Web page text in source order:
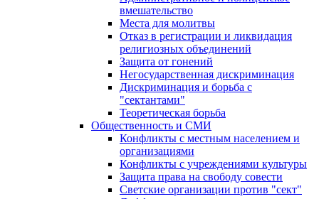
вмешательство
Места для молитвы
Отказ в регистрации и ликвидация
религиозных объединений
Защита от гонений
Негосударственная дискриминация
Дискриминация и борьба с
"сектантами"
Теоретическая борьба
Общественность и СМИ
Конфликты с местным населением и
организациями
Конфликты с учреждениями культуры
Защита права на свободу совести
Светские организации против "сект"